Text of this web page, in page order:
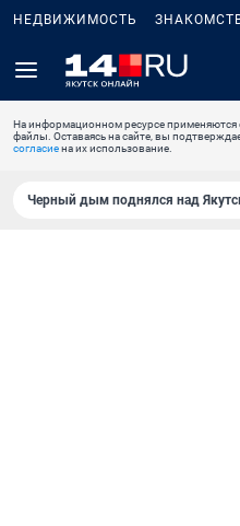
НЕДВИЖИМОСТЬ
На информационном ресурсе применяются
файлы. Оставаясь на сайте, вы
согласиена их использование.
Черный дым поднялся над